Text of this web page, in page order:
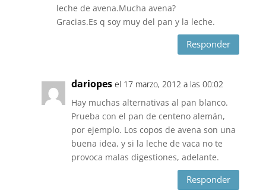
leche de avena.Mucha avena?
Gracias.Es q soy muy del pan y la leche.
Responder
dariopes el 17 marzo, 2012 a las 00:02
Hay muchas alternativas al pan blanco.
Prueba con el pan de centeno alemán,
por ejemplo. Los copos de avena son una
buena idea, y si la leche de vaca no te
provoca malas digestiones, adelante.
Responder